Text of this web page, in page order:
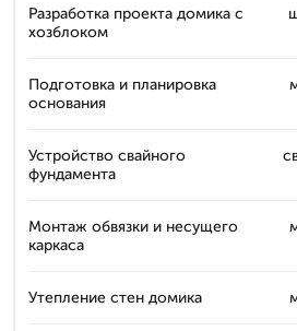
Разработка проекта домика с
хозблоком
Подготовка и планировка
основания
Устройство свайного
фундамента
Монтаж обвязки и несущего
каркаса
Утепление стен домика